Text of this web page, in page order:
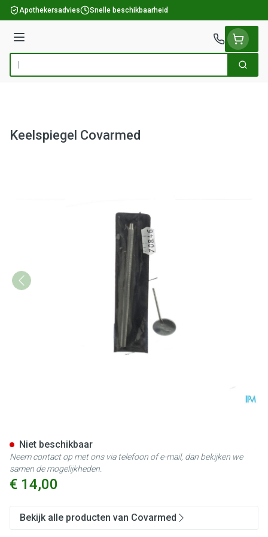
Ga naar de inhoud
Apothekersadvies Snelle beschikbaarheid
Menu
Product, merk, categorie... Zoek
Keelspiegel Covarmed
€ 14,00
Niet beschikbaar
Neem contact op met ons via telefoon of e-mail, dan bekijken we
samen de mogelijkheden.
Bekijk alle producten van Covarmed